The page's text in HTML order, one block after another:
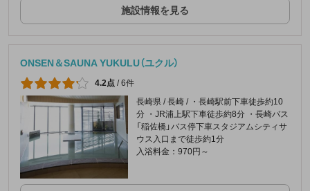
施設情報を見る
ONSEN＆SAUNA YUKULU（ユクル）
4.2点 /6件
長崎県 / 長崎 / ・長崎駅前下車徒歩約10
分 ・JR浦上駅下車徒歩約8分 ・長崎バス
「稲佐橋」バス停下車スタジアムシティサ
ウス入口まで徒歩約1分
入浴料金：970円～